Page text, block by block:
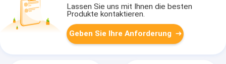
Lassen Sie uns mit Ihnen die besten
Produkte kontaktieren.
Geben Sie Ihre Anforderung